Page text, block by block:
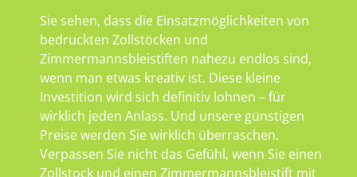
Sie sehen, dass die Einsatzmöglichkeiten von
bedruckten Zollstöcken und
Zimmermannsbleistiften nahezu endlos sind,
wenn man etwas kreativ ist. Diese kleine
Investition wird sich definitiv lohnen – für
wirklich jeden Anlass. Und unsere günstigen
Preise werden Sie wirklich überraschen.
Verpassen Sie nicht das Gefühl, wenn Sie einen
Zollstock und einen Zimmermannsbleistift mit